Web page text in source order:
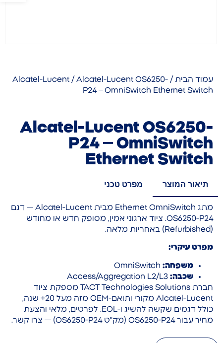
עמוד הבית /
Alcatel-Lucent / Alcatel-Lucent OS6250-
P24 – OmniSwitch Ethernet Switch
Alcatel-Lucent OS6250-
P24 – OmniSwitch
Ethernet Switch
תיאור המוצר מפרט טכני
מתג Ethernet OmniSwitch מבית Alcatel-Lucent — דגם
OS6250-P24. ציוד ארגוני אמין, מסופק חדש או מחודש
(Refurbished) באחריות מלאה.
מפרט עיקרי:
משפחה:
שכבה:
חברת TACT Technologies Solutions מספקת ציוד
Alcatel-Lucent מקורי ותואם-OEM מזה מעל 20+ שנה,
כולל דגמים שקשה להשיג ו-EOL. לפרטים, מלאי והצעת
מחיר עבור OS6250-P24 (מק"ט OS6250-P24) — צרו קשר.